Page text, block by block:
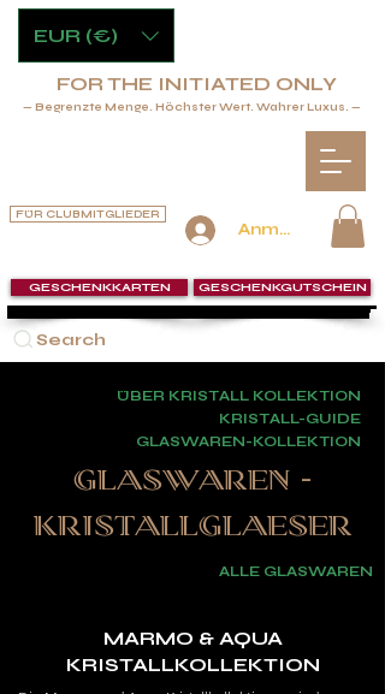
Anmelden
FÜR CLUBMITGLIEDER
Search
GESCHENKKARTEN GESCHENKGUTSCHEIN
FOR THE INITIATED ONLY
— Begrenzte Menge. Höchster Wert. Wahrer Luxus. —
EUR (€)
ÜBER KRISTALL KOLLEKTION
KRISTALL-GUIDE
GLASWAREN-KOLLEKTION
GLASWAREN -
KRISTALLGLAESER
ALLE GLASWAREN
MARMO & AQUA
KRISTALLKOLLEKTION